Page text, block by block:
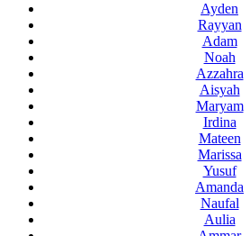
Ayden
Rayyan
Adam
Noah
Azzahra
Aisyah
Maryam
Irdina
Mateen
Marissa
Yusuf
Amanda
Naufal
Aulia